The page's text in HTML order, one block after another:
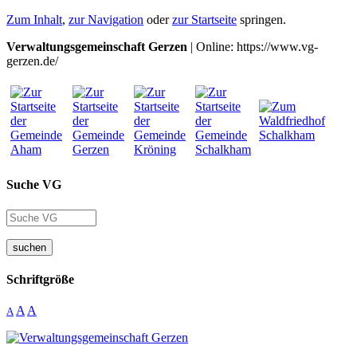
Zum Inhalt, zur Navigation oderzur Startseite springen.
Verwaltungsgemeinschaft Gerzen | Online: https://www.vg-
gerzen.de/
Suche VG
suchen
Schriftgröße
A A A